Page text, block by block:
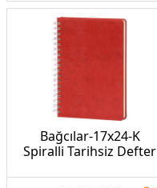
Bağcılar-17x24-K
Spiralli Tarihsiz Defter